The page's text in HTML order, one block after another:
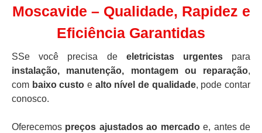
Moscavide – Qualidade, Rapidez e
Eficiência Garantidas
SSe você precisa de eletricistas urgentespara
instalação, manutenção, montagem ou reparação,
com baixo custo e alto nível de qualidade, pode contar
conosco.
Oferecemos preços ajustados ao mercadoe, antes de